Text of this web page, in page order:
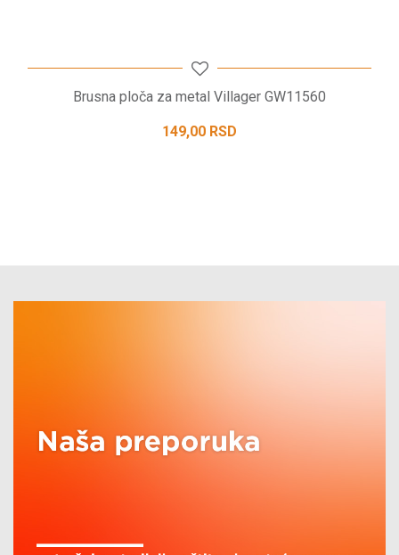
Brusna ploča za metal Villager GW11560
149,00 RSD